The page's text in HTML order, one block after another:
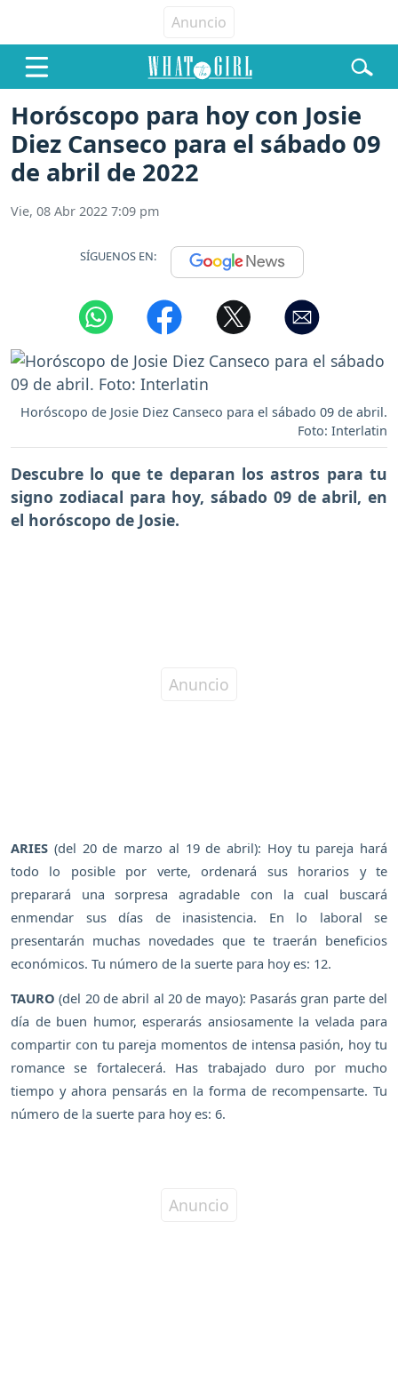
Horóscopo para hoy con Josie
Diez Canseco para el sábado 09
de abril de 2022
Vie, 08 Abr 2022 7:09 pm
SÍGUENOS EN:
Horóscopo de Josie Diez Canseco para el sábado 09 de abril.
Foto: Interlatin
Descubre lo que te deparan los astros para tu
signo zodiacal para hoy, sábado 09 de abril, en
el horóscopo de Josie.
ARIES (del 20 de marzo al 19 de abril): Hoy tu pareja hará
todo lo posible por verte, ordenará sus horarios y te
preparará una sorpresa agradable con la cual buscará
enmendar sus días de inasistencia. En lo laboral se
presentarán muchas novedades que te traerán beneficios
económicos. Tu número de la suerte para hoy es: 12.
TAURO (del 20 de abril al 20 de mayo): Pasarás gran parte del
día de buen humor, esperarás ansiosamente la velada para
compartir con tu pareja momentos de intensa pasión, hoy tu
romance se fortalecerá. Has trabajado duro por mucho
tiempo y ahora pensarás en la forma de recompensarte. Tu
número de la suerte para hoy es: 6.